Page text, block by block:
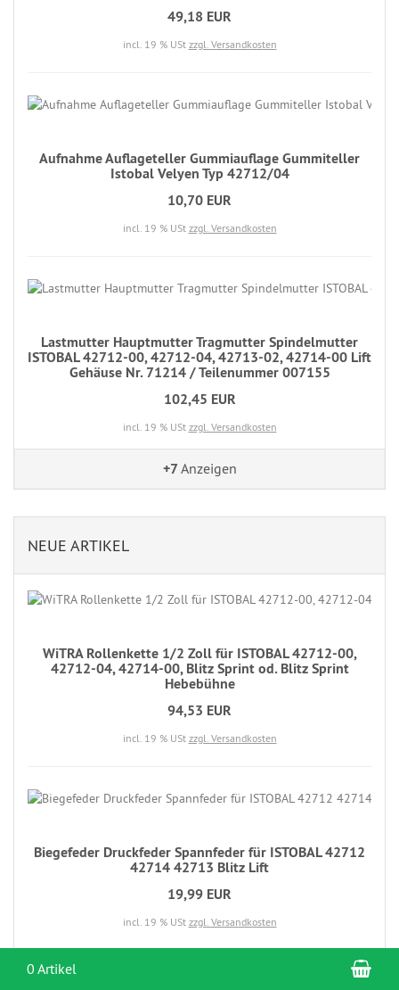
49,18 EUR
incl. 19 % USt zzgl. Versandkosten
Aufnahme Auflageteller Gummiauflage Gummiteller
Istobal Velyen Typ 42712/04
10,70 EUR
incl. 19 % USt zzgl. Versandkosten
Lastmutter Hauptmutter Tragmutter Spindelmutter
ISTOBAL 42712-00, 42712-04, 42713-02, 42714-00 Lift
Gehäuse Nr. 71214 / Teilenummer 007155
102,45 EUR
incl. 19 % USt zzgl. Versandkosten
+7 Anzeigen
NEUE ARTIKEL
WiTRA Rollenkette 1/2 Zoll für ISTOBAL 42712-00,
42712-04, 42714-00, Blitz Sprint od. Blitz Sprint
Hebebühne
94,53 EUR
incl. 19 % USt zzgl. Versandkosten
Biegefeder Druckfeder Spannfeder für ISTOBAL 42712
42714 42713 Blitz Lift
19,99 EUR
incl. 19 % USt zzgl. Versandkosten
0 Artikel